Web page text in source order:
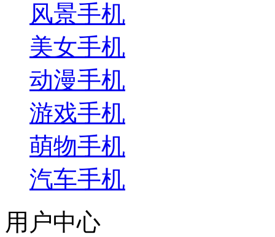
风景手机
美女手机
动漫手机
游戏手机
萌物手机
汽车手机
用户中心